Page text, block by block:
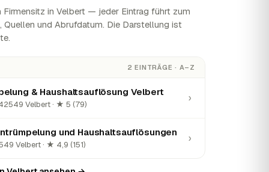
in Velbert — jeder Eintrag führt zum
Quellen und Abrufdatum. Die Darstellung ist
2 EINTRÄGE · A–Z
& Haushaltsauflösung Velbert
Velbert · ★ 5 (79)
›
und Haushaltsauflösungen
Velbert · ★ 4,9 (151)
›